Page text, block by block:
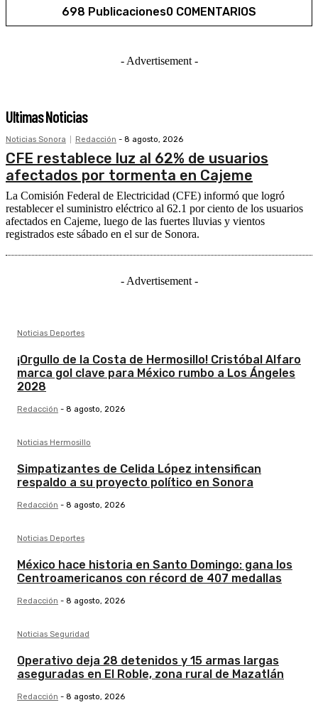
698 Publicaciones0 COMENTARIOS
- Advertisement -
Ultimas Noticias
Noticias Sonora Redacción - 8 agosto, 2026
CFE restablece luz al 62% de usuarios
afectados por tormenta en Cajeme
La Comisión Federal de Electricidad (CFE) informó que logró
restablecer el suministro eléctrico al 62.1 por ciento de los usuarios
afectados en Cajeme, luego de las fuertes lluvias y vientos
registrados este sábado en el sur de Sonora.
- Advertisement -
Noticias Deportes
¡Orgullo de la Costa de Hermosillo! Cristóbal Alfaro
marca gol clave para México rumbo a Los Ángeles
2028
Redacción - 8 agosto, 2026
Noticias Hermosillo
Simpatizantes de Celida López intensifican
respaldo a su proyecto político en Sonora
Redacción - 8 agosto, 2026
Noticias Deportes
México hace historia en Santo Domingo: gana los
Centroamericanos con récord de 407 medallas
Redacción - 8 agosto, 2026
Noticias Seguridad
Operativo deja 28 detenidos y 15 armas largas
aseguradas en El Roble, zona rural de Mazatlán
Redacción - 8 agosto, 2026